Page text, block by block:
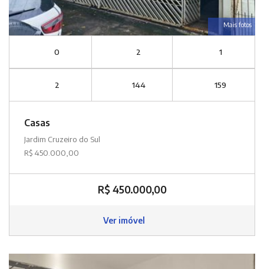
Mais fotos
0 2 1
2 144 159
Casas
Jardim Cruzeiro do Sul
R$ 450.000,00
R$ 450.000,00
Ver imóvel